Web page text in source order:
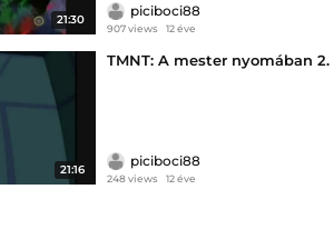
21:30
piciboci88
907 views 12 éve
21:16
TMNT: A mester nyomában 2.
piciboci88
248 views 12 éve